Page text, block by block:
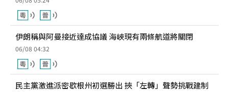
伊朗稱與阿曼接近達成協議 海峽現有兩條航道將關閉
06/08 04:32
民主黨激進派密歇根州初選勝出 挾「左轉」聲勢挑戰建制